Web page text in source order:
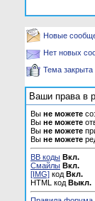
Новые
Нет новых
Тема закрыта
Ваши права в
Вы не можете
Вы не можете
Вы не можете
Вы не можете
BB коды Вкл.
Смайлы Вкл.
[IMG] код Вкл.
HTML код Выкл.